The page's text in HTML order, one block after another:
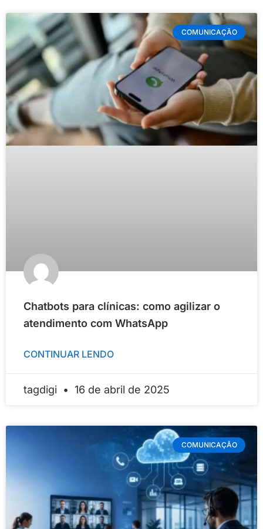
COMUNICAÇÃO
Chatbots para clínicas: como agilizar o
atendimento com WhatsApp
CONTINUAR LENDO
tagdigi 16 de abril de 2025
COMUNICAÇÃO